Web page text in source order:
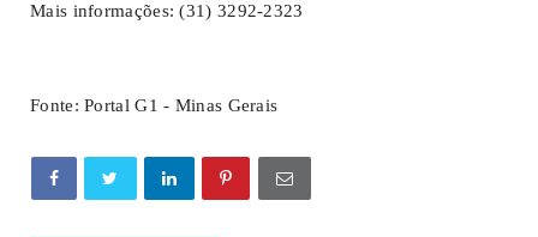
Mais informações: (31) 3292-2323
Fonte: Portal G1 - Minas Gerais